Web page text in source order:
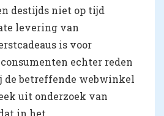
destijds niet op tijd
levering van
is voor
echter reden
de betreffende webwinkel
uit onderzoek van
in het